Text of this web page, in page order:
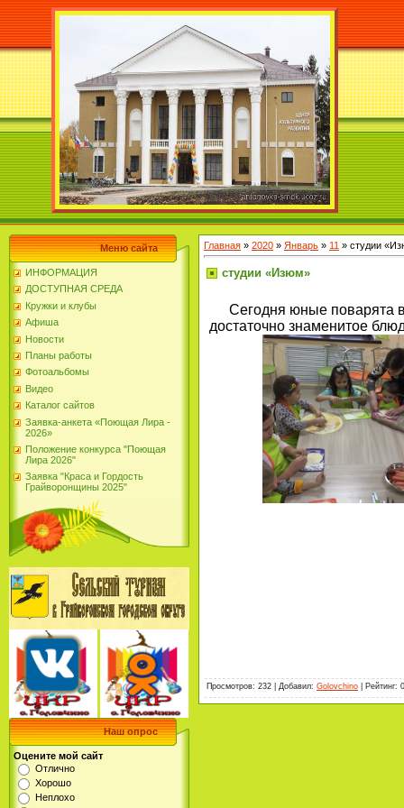
Меню сайта
ИНФОРМАЦИЯ
ДОСТУПНАЯ СРЕДА
Кружки и клубы
Афиша
Новости
Планы работы
Фотоальбомы
Видео
Каталог сайтов
Заявка-анкета «Поющая Лира -
2026»
Положение конкурса "Поющая
Лира 2026"
Заявка "Краса и Гордость
Грайворонщины 2025"
Наш опрос
Оцените мой сайт
Отлично
Хорошо
Неплохо
Главная » 2020 » Январь » 11 » студии
студии «Изюм»
Сегодня юные поварята
достаточно знаменитое
Просмотров: 232 Добавил: Golovchino Рейтинг: